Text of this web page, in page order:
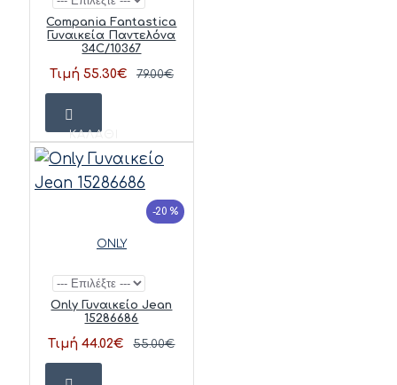
Compania Fantastica
Γυναικεία Παντελόνα
34C/10367
Τιμή 55.30€ 79.00€
ΚΑΛΆΘΙ
-20 %
ONLY
Only Γυναικείο Jean
15286686
Τιμή 44.02€ 55.00€